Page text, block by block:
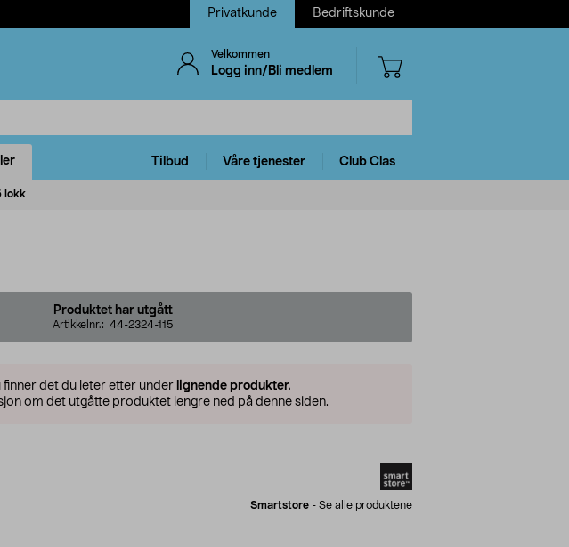
Privatkunde Bedriftskunde
Velkommen
Logg inn/Bli medlem
Tilbud Våre tjenester Club Clas
lokk
Produktet har utgått
Artikkelnr.: 44-2324-115
finner det du leter etter under lignende produkter.
om det utgåtte produktet lengre ned på denne siden.
Smartstore - Se alle produktene